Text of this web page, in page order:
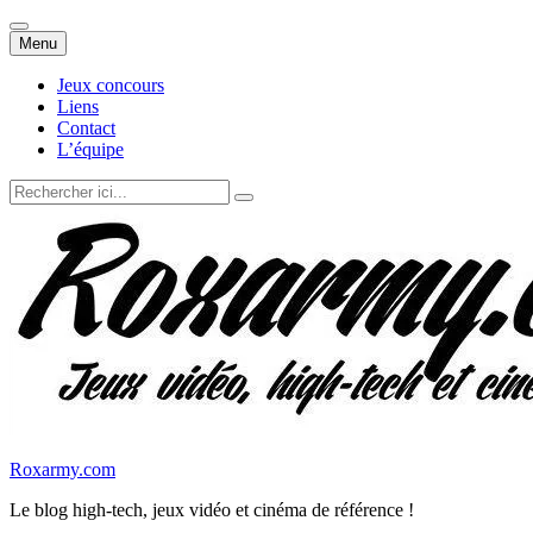
Menu Aller
au
contenu
Jeux concours
Liens
Contact
L’équipe
Recherche
pour
Roxarmy.com
Le blog high-tech, jeux vidéo et cinéma de référence !